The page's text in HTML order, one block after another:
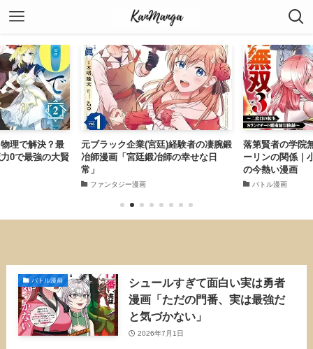
理で解決？最
0で最強の大賢
元ブラック企業(宮廷)経験者の凄腕鍛
冶師漫画「宮廷鍛冶師の幸せな日
常」
ファンタジー漫画
落第賢者の学院
ーリンの関係｜
の今熱い漫画
バトル漫画
バトル漫画
シュールすぎて面白い実は勇者
漫画「ただの門番、実は最強だ
と気づかない」
2026年7月1日